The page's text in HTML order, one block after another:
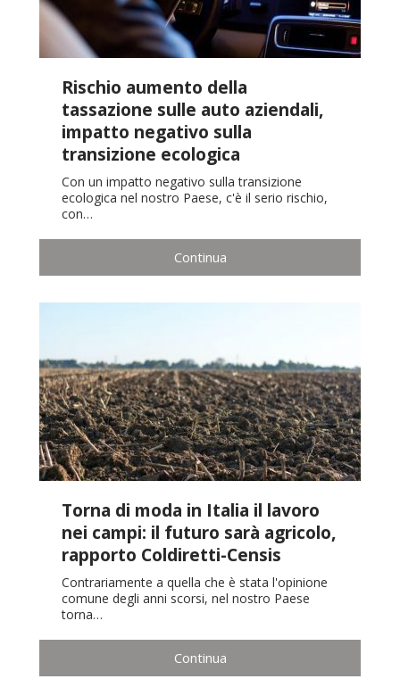
Rischio aumento della
tassazione sulle auto aziendali,
impatto negativo sulla
transizione ecologica
Con un impatto negativo sulla transizione
ecologica nel nostro Paese, c'è il serio rischio,
con…
Continua
Torna di moda in Italia il lavoro
nei campi: il futuro sarà agricolo,
rapporto Coldiretti-Censis
Contrariamente a quella che è stata l'opinione
comune degli anni scorsi, nel nostro Paese
torna…
Continua